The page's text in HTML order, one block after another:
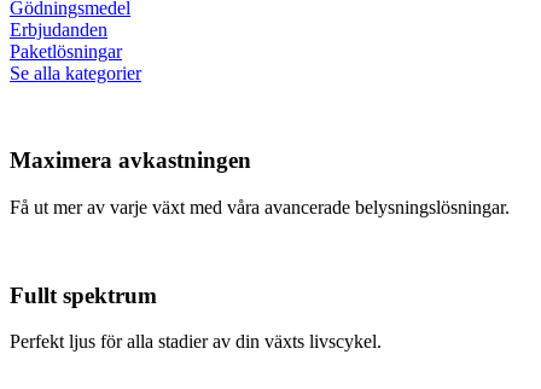
Gödningsmedel
Erbjudanden
Paketlösningar
Se alla kategorier
Maximera avkastningen
Få ut mer av varje växt med våra avancerade belysningslösningar.
Fullt spektrum
Perfekt ljus för alla stadier av din växts livscykel.